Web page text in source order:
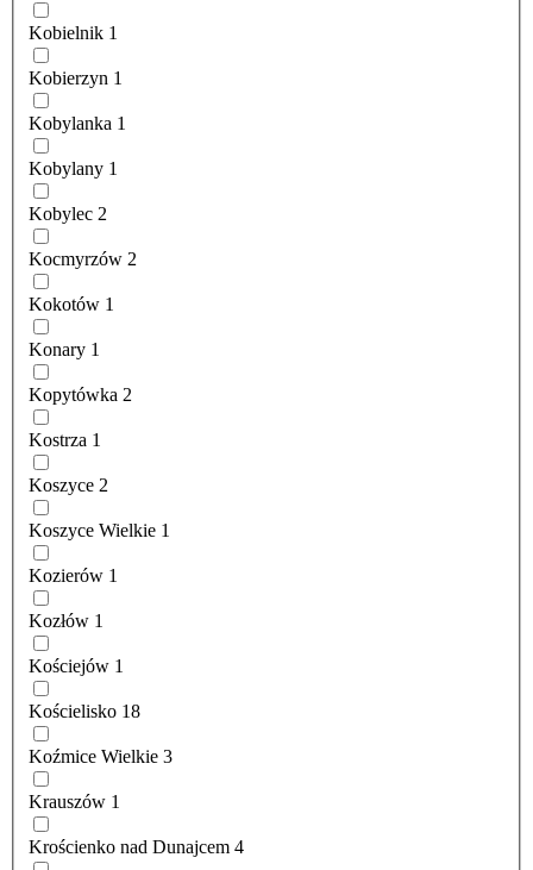
Kobielnik 1
Kobierzyn 1
Kobylanka 1
Kobylany 1
Kobylec 2
Kocmyrzów 2
Kokotów 1
Konary 1
Kopytówka 2
Kostrza 1
Koszyce 2
Koszyce Wielkie 1
Kozierów 1
Kozłów 1
Kościejów 1
Kościelisko 18
Koźmice Wielkie 3
Krauszów 1
Krościenko nad Dunajcem 4